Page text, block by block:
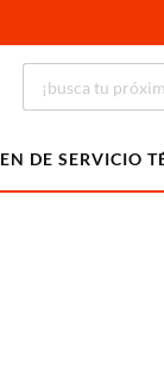
DE SERVICIO